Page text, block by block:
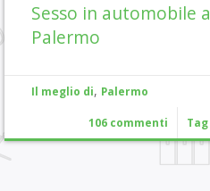
Sesso in automobile a
Palermo
Il meglio di, Palermo
106 commenti Tag